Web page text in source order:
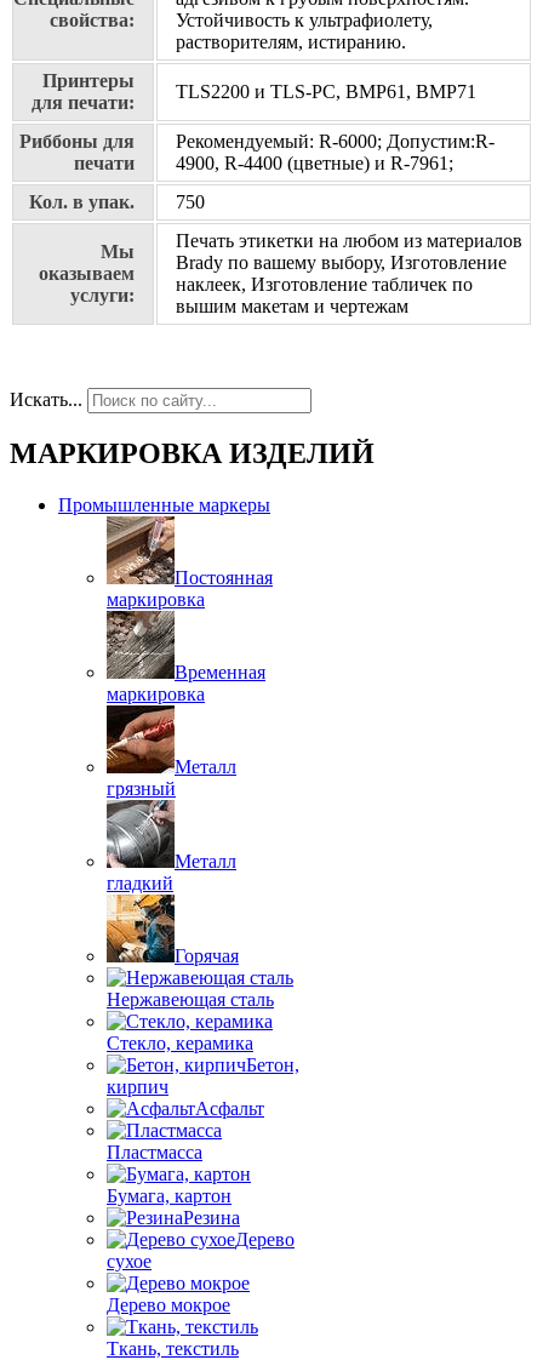
свойства:
Устойчивость к ультрафиолету,
растворителям, истиранию.
Принтеры
для печати:
TLS2200 и TLS-PC, BMP61, BMP71
Риббоны для
печати
Рекомендуемый: R-6000; Допустим:R-
4900, R-4400 (цветные) и R-7961;
Кол. в упак.
750
Мы
оказываем
услуги:
Печать этикетки на любом из материалов
Brady по вашему выбору, Изготовление
наклеек, Изготовление табличек по
вышим макетам и чертежам
Искать...
МАРКИРОВКА ИЗДЕЛИЙ
Промышленные маркеры
Постоянная
маркировка
Временная
маркировка
Металл
грязный
Металл
гладкий
Горячая
Нержавеющая сталь
Стекло, керамика
Бетон,
кирпич
Асфальт
Пластмасса
Бумага, картон
Резина
Дерево
сухое
Дерево мокрое
Ткань, текстиль